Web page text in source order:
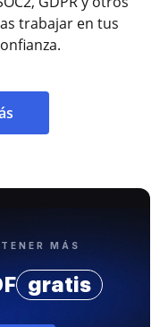
trabajar en tus
MÁS
gratis